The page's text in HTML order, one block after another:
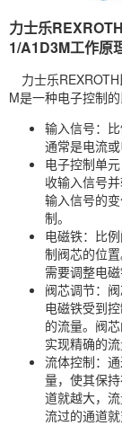
力士乐
1/A1D3M工作原
力士乐
M是一种电子控制
输入信号：
通常是电流
电子控制单
收输入信号
输入信号的
制。
电磁铁：比
制阀芯的位
需要调整电
阀芯调节：
电磁铁受到
的流量。阀
实现精确的流
流体控制：
量，使其保
道就越大，
流过的通道就